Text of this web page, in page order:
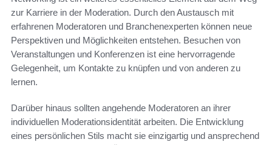
zur Karriere in der Moderation. Durch den Austausch mit
erfahrenen Moderatoren und Branchenexperten können neue
Perspektiven und Möglichkeiten entstehen. Besuchen von
Veranstaltungen und Konferenzen ist eine hervorragende
Gelegenheit, um Kontakte zu knüpfen und von anderen zu
lernen.
Darüber hinaus sollten angehende Moderatoren an ihrer
individuellen Moderationsidentität arbeiten. Die Entwicklung
eines persönlichen Stils macht sie einzigartig und ansprechend